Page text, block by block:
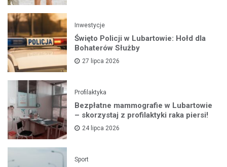
Inwestycje
Święto Policji w Lubartowie: Hołd dla
Bohaterów Służby
27 lipca 2026
Profilaktyka
Bezpłatne mammografie w Lubartowie
– skorzystaj z profilaktyki raka piersi!
24 lipca 2026
Sport